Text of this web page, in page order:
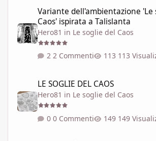
Variante dell'ambientazione 'Le
Caos' ispirata a Talislanta
Hero81 in Le soglie del Caos
2 Commenti 113
LE SOGLIE DEL CAOS
Hero81 in Le soglie del Caos
0 Commenti 149